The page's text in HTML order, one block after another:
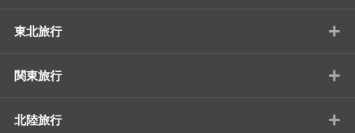
東北旅行 +
関東旅行 +
北陸旅行 +